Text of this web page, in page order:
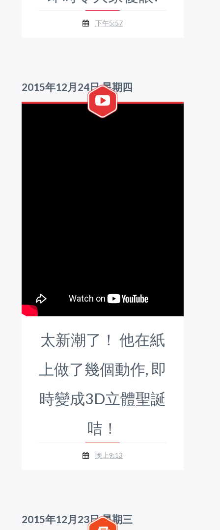
下午5:57
2015年12月24日 星期四
太新潮了！ 他在紙
上做了幾個動作, 即
時變成3D立體聖誕
咭！
晚上9:13
2015年12月23日 星期三